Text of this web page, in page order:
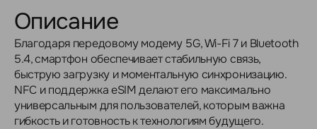
Описание
Благодаря передовому модему 5G, Wi-Fi 7 и Bluetooth
5.4, смартфон обеспечивает стабильную связь,
быструю загрузку и моментальную синхронизацию.
NFC и поддержка eSIM делают его максимально
универсальным для пользователей, которым важна
гибкость и готовность к технологиям будущего.